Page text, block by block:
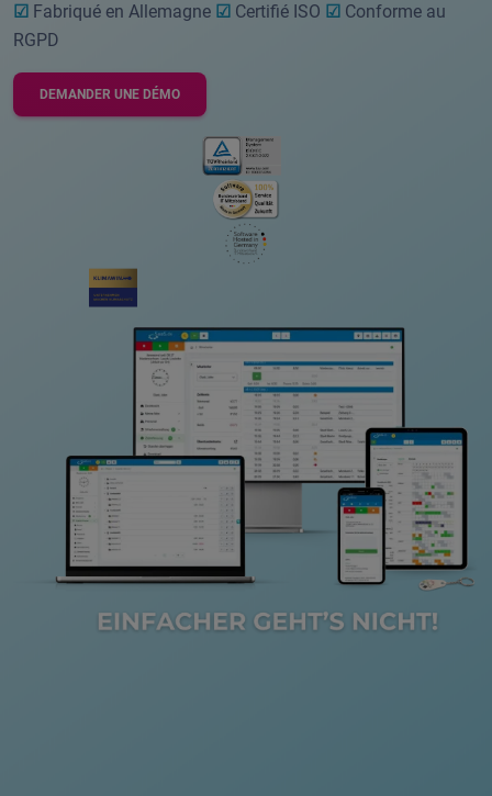
☑ Fabriqué en Allemagne ☑ Certifié ISO ☑ Conforme au
RGPD
DEMANDER UNE DÉMO